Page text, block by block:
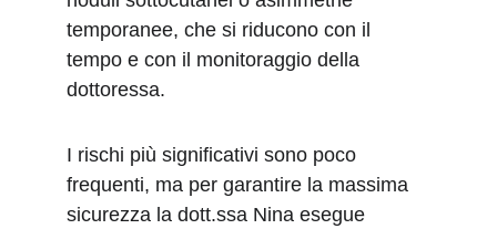
temporanee, che si riducono con il
tempo e con il monitoraggio della
dottoressa.
I rischi più significativi sono poco
frequenti, ma per garantire la massima
sicurezza la dott.ssa Nina esegue